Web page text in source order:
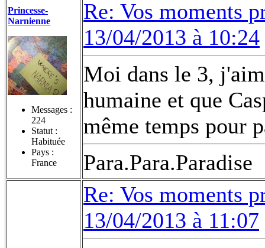
Princesse-
Narnienne
Messages :
224
Statut :
Habituée
Pays :
France
Re: Vos moments
13/04/2013 à 10:24
Moi dans le 3,
humaine et que
même temps pour
Para.Para.Paradise
Re: Vos moments
13/04/2013 à 11:07